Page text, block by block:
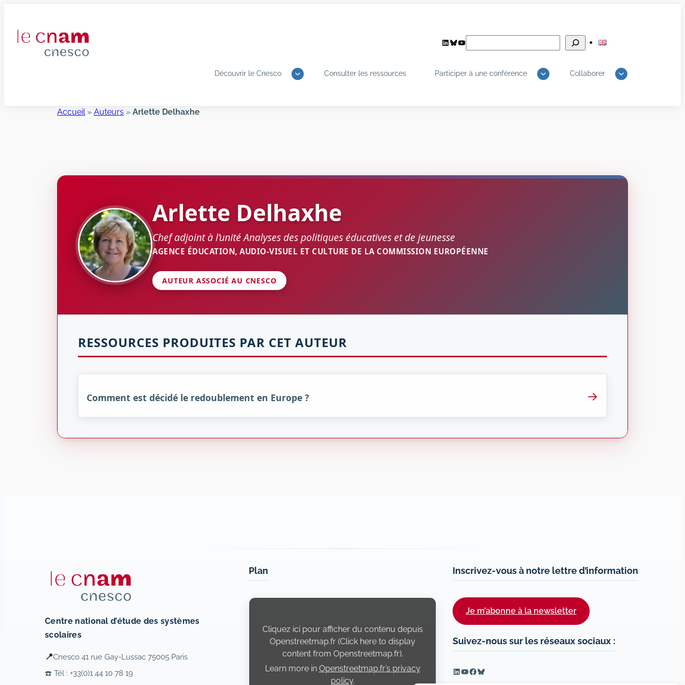
contenu
LinkedIn
Bluesky
YouTube
Découvrir le Cnesco Consulter les ressources Participer à une conférence Collaborer
Accueil» Auteurs » Arlette Delhaxhe
Arlette Delhaxhe
Chef adjoint à l’unité Analyses des politiques éducatives et de jeunesse
AGENCE ÉDUCATION, AUDIO-VISUEL ET CULTURE DE LA COMMISSION EUROPÉENNE
AUTEUR ASSOCIÉ AU CNESCO
RESSOURCES PRODUITES PAR CET AUTEUR
Comment est décidé le redoublement en Europe ? →
Centre national d’étude des systèmes
scolaires
📍Cnesco 41 rue Gay-Lussac 75005 Paris
☎️ Tél : +33(0)1 44 10 78 19
Plan
Display
Openstreetmap.fr
Cliquez ici pour afficher du contenu depuis
Openstreetmap.fr (Click here to display
content from Openstreetmap.fr).
Learn more in Openstreetmap.fr’s privacy
policy.
Inscrivez-vous à notre lettre d’information
Je m’abonne à la newsletter
Suivez-nous sur les réseaux sociaux :
LinkedIn
YouTube
Facebook
Bluesky